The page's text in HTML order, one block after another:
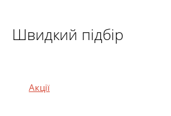
Швидкий підбір
Акції